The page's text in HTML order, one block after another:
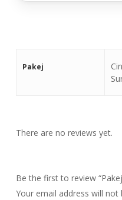
Pakej
There are no reviews yet.
Be the first to review
Your email address will not